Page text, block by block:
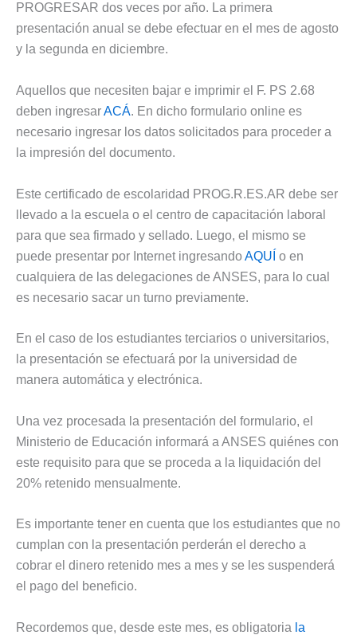
PROGRESAR dos veces por año. La primera
presentación anual se debe efectuar en el mes de agosto
y la segunda en diciembre.
Aquellos que necesiten bajar e imprimir el F. PS 2.68
deben ingresarACÁ. En dicho formulario online es
necesario ingresar los datos solicitados para proceder a
la impresión del documento.
Este certificado de escolaridad PROG.R.ES.AR debe ser
llevado a la escuela o el centro de capacitación laboral
para que sea firmado y sellado. Luego, el mismo se
puede presentar por Internet ingresandoAQUÍ o en
cualquiera de las delegaciones de ANSES, para lo cual
es necesario sacar un turno previamente.
En el caso de los estudiantes terciarios o universitarios,
la presentación se efectuará por la universidad de
manera automática y electrónica.
Una vez procesada la presentación del formulario, el
Ministerio de Educación informará a ANSES quiénes con
este requisito para que se proceda a la liquidación del
20% retenido mensualmente.
Es importante tener en cuenta que los estudiantes que no
cumplan con la presentación perderán el derecho a
cobrar el dinero retenido mes a mes y se les suspenderá
el pago del beneficio.
Recordemos que, desde este mes, es obligatoria la